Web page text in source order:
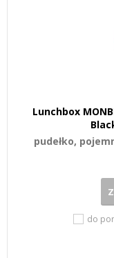
Lunchbox
pudełko,
do